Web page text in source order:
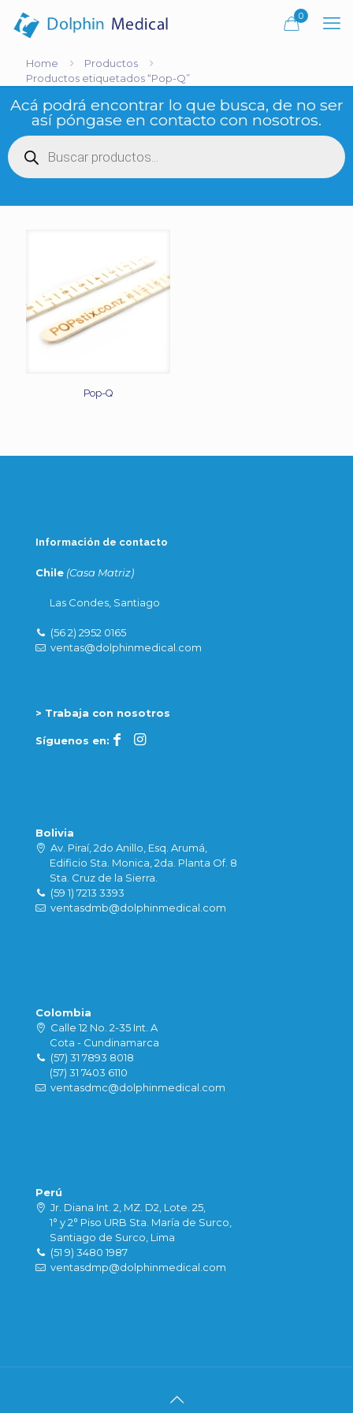
0
Home
Productos
Productos etiquetados “Pop-Q”
Acá podrá encontrar lo que busca, de no ser
así póngase en contacto con nosotros.
Búsqueda
de
productos
Pop-Q
Información de contacto
Chile (Casa Matriz)
Las Condes, Santiago
(56 2) 2952 0165
ventas@dolphinmedical.com
> Trabaja con nosotros
Síguenos en:
Bolivia
Av. Piraí, 2do Anillo, Esq. Arumá,
Edificio Sta. Monica, 2da. Planta Of. 8
Sta. Cruz de la Sierra.
(59 1) 7213 3393
ventasdmb@dolphinmedical.com
Colombia
Calle 12 No. 2-35 Int. A
Cota - Cundinamarca
(57) 31 7893 8018
(57) 31 7403 6110
ventasdmc@dolphinmedical.com
Perú
Jr. Diana Int. 2, MZ. D2, Lote. 25,
1° y 2° Piso URB Sta. María de Surco,
Santiago de Surco, Lima
(51 9) 3480 1987
ventasdmp@dolphinmedical.com